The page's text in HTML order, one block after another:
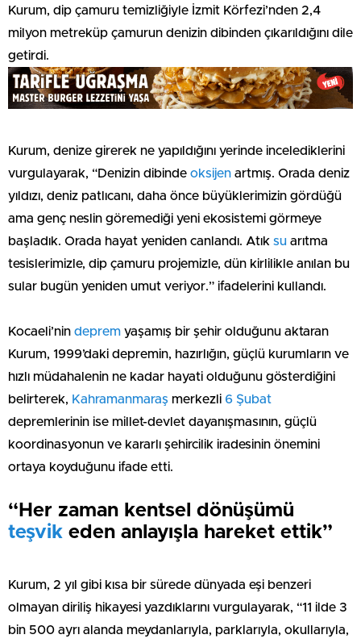
Kurum, dip çamuru temizliğiyle İzmit Körfezi’nden 2,4
milyon metreküp çamurun denizin dibinden çıkarıldığını dile
getirdi.
Kurum, denize girerek ne yapıldığını yerinde incelediklerini
vurgulayarak, “Denizin dibinde oksijen artmış. Orada deniz
yıldızı, deniz patlıcanı, daha önce büyüklerimizin gördüğü
ama genç neslin göremediği yeni ekosistemi görmeye
başladık. Orada hayat yeniden canlandı. Atık su arıtma
tesislerimizle, dip çamuru projemizle, dün kirlilikle anılan bu
sular bugün yeniden umut veriyor.” ifadelerini kullandı.
Kocaeli’nin deprem yaşamış bir şehir olduğunu aktaran
Kurum, 1999’daki depremin, hazırlığın, güçlü kurumların ve
hızlı müdahalenin ne kadar hayati olduğunu gösterdiğini
belirterek, Kahramanmaraş merkezli 6 Şubat
depremlerinin ise millet-devlet dayanışmasının, güçlü
koordinasyonun ve kararlı şehircilik iradesinin önemini
ortaya koyduğunu ifade etti.
“Her zaman kentsel dönüşümü
teşvik eden anlayışla hareket ettik”
Kurum, 2 yıl gibi kısa bir sürede dünyada eşi benzeri
olmayan diriliş hikayesi yazdıklarını vurgulayarak, “11 ilde 3
bin 500 ayrı alanda meydanlarıyla, parklarıyla, okullarıyla,